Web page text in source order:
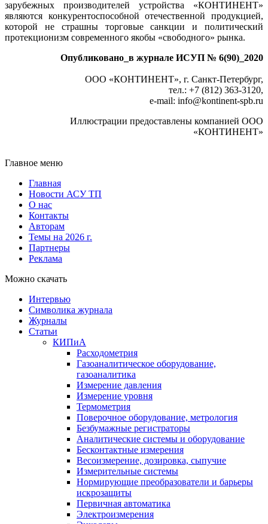
зарубежных производителей устройства «КОНТИНЕНТ»
являются конкурентоспособной отечественной продукцией,
которой не страшны торговые санкции и политический
протекционизм современного якобы «свободного» рынка.
Опубликовано_в журнале ИСУП № 6(90)_2020
ООО «КОНТИНЕНТ», г. Санкт-Петербург,
тел.: +7 (812) 363-3120,
e-mail: info@kontinent-spb.ru
Иллюстрации предоставлены компанией ООО
«КОНТИНЕНТ»
Главное меню
Главная
Новости АСУ ТП
О нас
Контакты
Авторам
Темы на 2026 г.
Партнеры
Реклама
Можно скачать
Интервью
Символика журнала
Журналы
Статьи
КИПиА
Расходометрия
Газоаналитическое оборудование,
газоаналитика
Измерение давления
Измерение уровня
Термометрия
Поверочное оборудование, метрология
Безбумажные регистраторы
Аналитические системы и оборудование
Бесконтактные измерения
Весоизмерение, дозировка, сыпучие
Измерительные системы
Нормирующие преобразователи и барьеры
искрозащиты
Первичная автоматика
Электроизмерения